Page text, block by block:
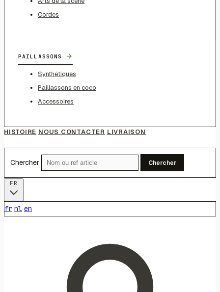
Cordes
PAILLASSONS →
Synthétiques
Paillassons en coco
Accessoires
HISTOIRE NOUS CONTACTER LIVRAISON
Chercher Chercher
fr nl en